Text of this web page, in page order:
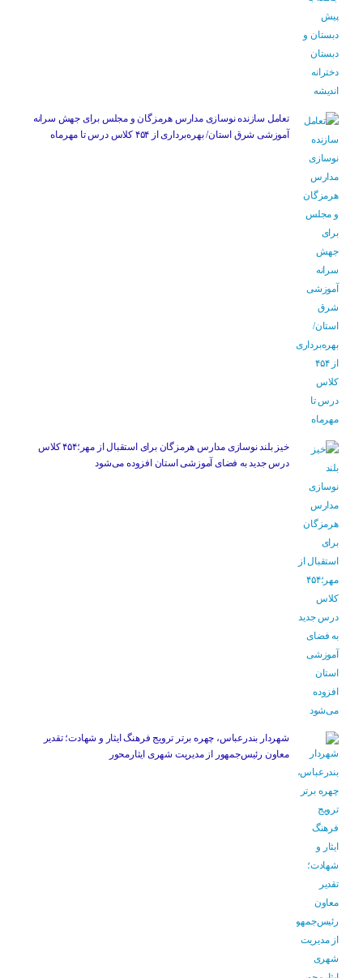
تعامل سازنده نوسازی مدارس هرمزگان و مجلس برای جهش سرانه
آموزشی شرق استان/ بهره‌برداری از ۴۵۴ کلاس درس تا مهرماه
خیز بلند نوسازی مدارس هرمزگان برای استقبال از مهر؛۴۵۴ کلاس
درس جدید به فضای آموزشی استان افزوده می‌شود
شهردار بندرعباس، چهره برتر ترویج فرهنگ ایثار و شهادت؛ تقدیر
معاون رئیس‌جمهور از مدیریت شهری ایثارمحور